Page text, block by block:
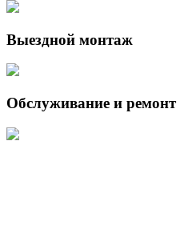
Выездной монтаж
Обслуживание и ремонт